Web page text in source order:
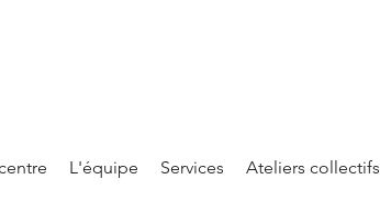
L'équipe Services Ateliers collectifs